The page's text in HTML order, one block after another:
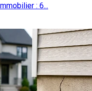
: 6...